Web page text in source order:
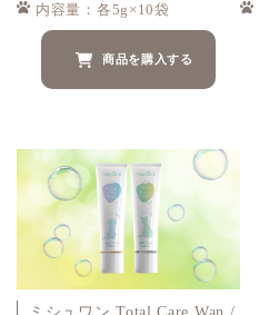
内容量：各5g×10袋
商品を購入する